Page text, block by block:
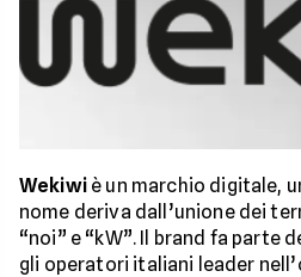
Wekiwiè un marchio digitale,
nome deriva dall’unione dei
“noi” e “kW”. Il brand fa parte
gli operatori italiani leader